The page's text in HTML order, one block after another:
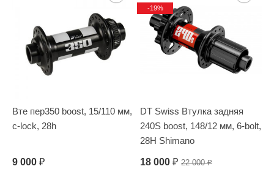
Втe пер350 boost, 15/110 мм,
c-lock, 28h
9 000 ₽
DT Swiss Втулка задняя
240S boost, 148/12 мм, 6-bolt,
28H Shimano
18 000 ₽ 22 000₽
-19%